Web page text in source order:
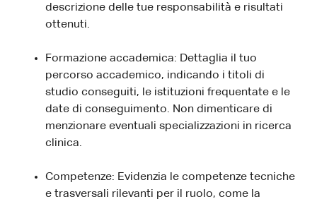
descrizione delle tue responsabilità e risultati
ottenuti.
Formazione accademica: Dettaglia il tuo
percorso accademico, indicando i titoli di
studio conseguiti, le istituzioni frequentate e le
date di conseguimento. Non dimenticare di
menzionare eventuali specializzazioni in ricerca
clinica.
Competenze: Evidenzia le competenze tecniche
e trasversali rilevanti per il ruolo, come la